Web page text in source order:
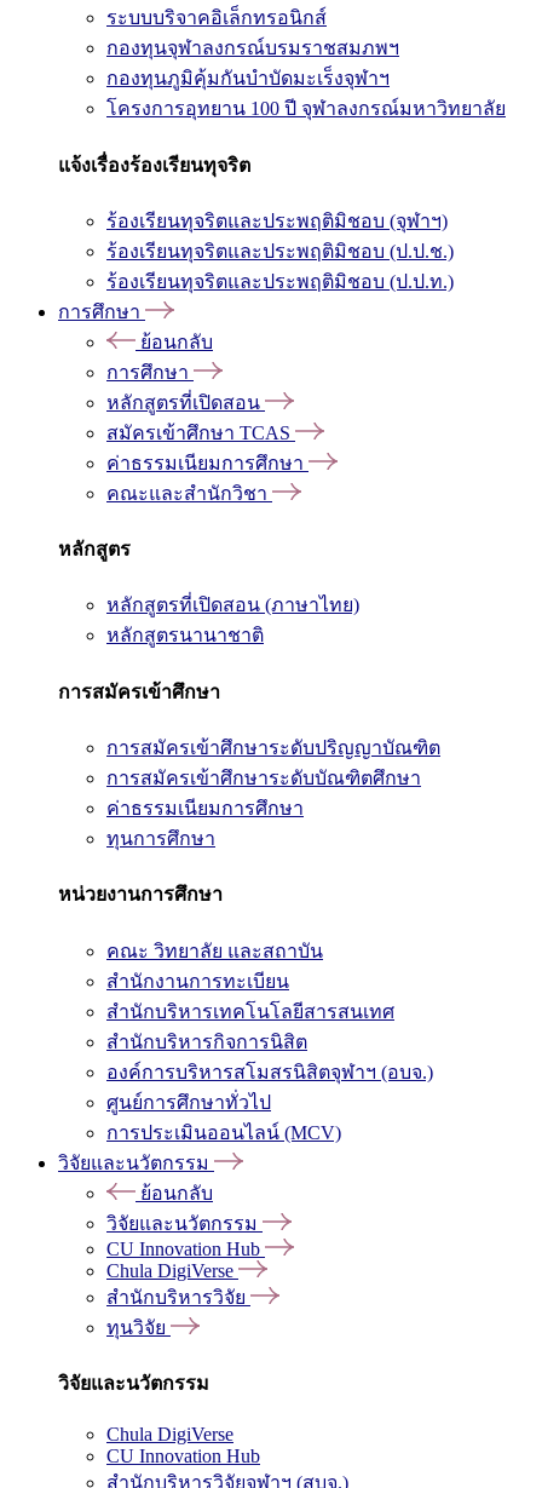
ระบบบริจาคอิเล็กทรอนิกส์
กองทุนจุฬาลงกรณ์บรมราชสมภพฯ
กองทุนภูมิคุ้มกันบำบัดมะเร็งจุฬาฯ
โครงการอุทยาน 100 ปี จุฬาลงกรณ์มหาวิทยาลัย
แจ้งเรื่องร้องเรียนทุจริต
ร้องเรียนทุจริตและประพฤติมิชอบ (จุฬาฯ)
ร้องเรียนทุจริตและประพฤติมิชอบ (ป.ป.ช.)
ร้องเรียนทุจริตและประพฤติมิชอบ (ป.ป.ท.)
การศึกษา
ย้อนกลับ
การศึกษา
หลักสูตรที่เปิดสอน
สมัครเข้าศึกษา TCAS
ค่าธรรมเนียมการศึกษา
คณะและสำนักวิชา
หลักสูตร
หลักสูตรที่เปิดสอน (ภาษาไทย)
หลักสูตรนานาชาติ
การสมัครเข้าศึกษา
การสมัครเข้าศึกษาระดับปริญญาบัณฑิต
การสมัครเข้าศึกษาระดับบัณฑิตศึกษา
ค่าธรรมเนียมการศึกษา
ทุนการศึกษา
หน่วยงานการศึกษา
คณะ วิทยาลัย และสถาบัน
สำนักงานการทะเบียน
สำนักบริหารเทคโนโลยีสารสนเทศ
สำนักบริหารกิจการนิสิต
องค์การบริหารสโมสรนิสิตจุฬาฯ (อบจ.)
ศูนย์การศึกษาทั่วไป
การประเมินออนไลน์ (MCV)
วิจัยและนวัตกรรม
ย้อนกลับ
วิจัยและนวัตกรรม
CU Innovation Hub
Chula DigiVerse
สำนักบริหารวิจัย
ทุนวิจัย
วิจัยและนวัตกรรม
Chula DigiVerse
CU Innovation Hub
สำนักบริหารวิจัยจุฬาฯ (สบจ.)